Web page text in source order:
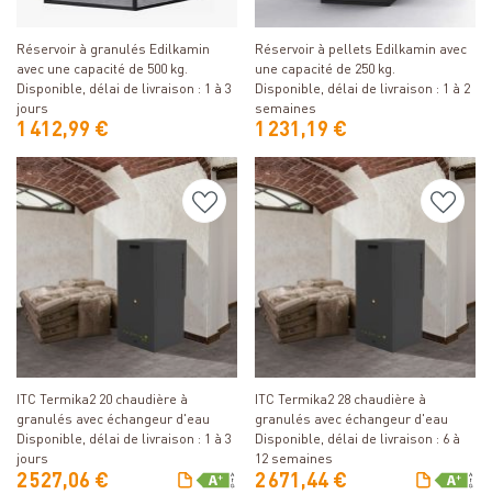
Détails
Réservoir à granulés Edilkamin
avec une capacité de 500 kg.
Disponible, délai de livraison : 1 à 3
jours
1 412,99 €
Détails
Réservoir à pellets Edilkamin avec
une capacité de 250 kg.
Disponible, délai de livraison : 1 à 2
semaines
1 231,19 €
Détails
ITC Termika2 20 chaudière à
granulés avec échangeur d'eau
Disponible, délai de livraison : 1 à 3
jours
2 527,06 €
Détails
ITC Termika2 28 chaudière à
granulés avec échangeur d'eau
Disponible, délai de livraison : 6 à
12 semaines
2 671,44 €